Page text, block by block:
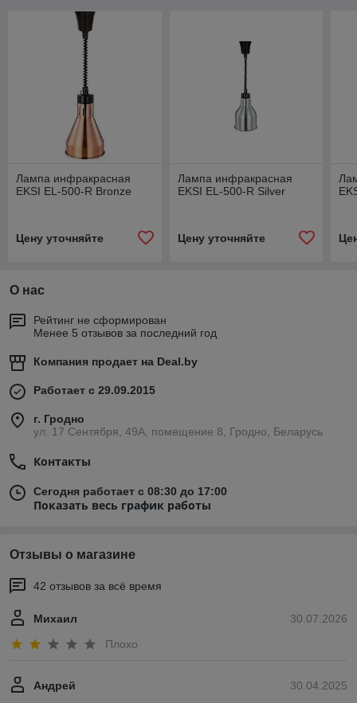
Лампа инфракрасная
EKSI EL-500-R Bronze
Цену уточняйте
Лампа инфракрасная
EKSI EL-500-R Silver
Цену уточняйте
О нас
Рейтинг не сформирован
Менее 5 отзывов за последний год
Компания продает на Deal.by
Работает с 29.09.2015
г. Гродно
ул. 17 Сентября, 49А, помещение 8, Гродно, Беларусь
Контакты
Сегодня работает с 08:30 до 17:00
Показать весь график работы
Отзывы о магазине
42 отзывов за всё время
30.07.2026
Михаил
Плохо
30.04.2025
Андрей